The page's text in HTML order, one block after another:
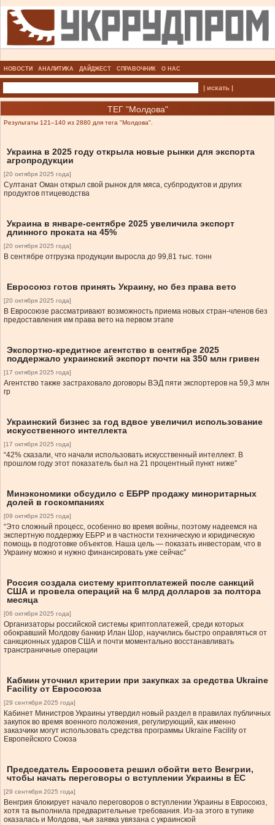
НОВОСТИ АНАЛИТИКА ДАЙДЖЕСТ СПРАВОЧНИК О НАС
| искать |
ТЕГ "Молдова"
Результаты 121–140 из 2880 для тега "Молдова".
Украина в 2025 году открыла новые рынки для экспорта
агропродукции
[20 октября 2025 года]
Султанат Оман открыл свой рынок для мяса, субпродуктов и других
продуктов птицеводства
Украина в январе-сентябре 2025 увеличила экспорт
длинного проката на 45%
[20 октября 2025 года]
В сентябре отгрузка продукции выросла до 99,81 тыс. тонн
Евросоюз готов принять Украину, но без права вето
[20 октября 2025 года]
В Евросоюзе рассматривают возможность приема новых стран-членов без
предоставления им права вето на первом этапе
Экспортно-кредитное агентство в сентябре 2025
поддержало украинский экспорт почти на 350 млн гривен
[17 октября 2025 года]
Агентство также застраховало договоры ВЭД пяти экспортеров на 59,3 млн
гр
Украинский бизнес за год вдвое увеличил использование
искусственного интеллекта
[17 октября 2025 года]
“42% сказали, что начали использовать искусственный интеллект. В
прошлом году этот показатель был на 21 процентный пункт ниже”
Минэкономики обсудило с ЕБРР продажу миноритарных
долей в госкомпаниях
[09 октября 2025 года]
“Это сложный процесс, особенно во время войны, поэтому надеемся на
экспертную поддержку ЕБРР и в частности техническую и юридическую
помощь в подготовке объектов. Наша цель — показать инвесторам, что в
Украину можно и нужно финансировать уже сейчас”
Россия создала систему криптоплатежей после санкций
США и провела операций на 6 млрд долларов за полтора
месяца
[06 октября 2025 года]
Организаторы российской системы криптоплатежей, среди которых
обокравший Молдову банкир Илан Шор, научились быстро оправляться от
санкционных ударов США и почти моментально восстанавливать
трансграничные операции
Кабмин уточнил критерии при закупках за средства Ukraine
Facility от Евросоюза
[29 сентября 2025 года]
Кабинет Министров Украины утвердил новый раздел в правилах публичных
закупок во время военного положения, регулирующий, как именно
заказчики могут использовать средства программы Ukraine Facility от
Европейского Союза
Председатель Евросовета решил обойти вето Венгрии,
чтобы начать переговоры о вступлении Украины в ЕС
[29 сентября 2025 года]
Венгрия блокирует начало переговоров о вступлении Украины в Евросоюз,
хотя та выполнила предварительные требования. Из-за этого в тупике
оказалась и Молдова, чья заявка увязана с украинской